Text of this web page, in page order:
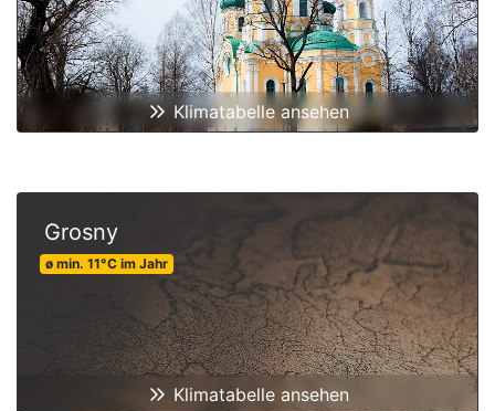
Klimatabelle ansehen
Grosny
ø min. 11°C im Jahr
Klimatabelle ansehen